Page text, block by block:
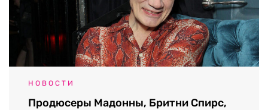
НОВОСТИ
Продюсеры Мадонны, Бритни Спирс,